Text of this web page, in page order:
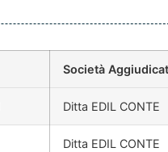
Società
Ditta EDIL CONTE
Ditta EDIL CONTE